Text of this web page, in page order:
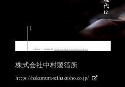
株式会社中村製箔所
https://nakamura-seihakusho.co.jp/